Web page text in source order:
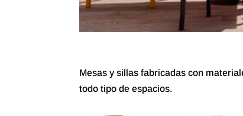
Mesas y sillas fabricadas con
todo tipo de espacios.